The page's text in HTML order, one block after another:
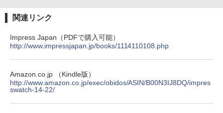
関連リンク
Impress Japan（PDFで購入可能）
http://www.impressjapan.jp/books/1114110108.php
Amazon.co.jp （Kindle版）
http://www.amazon.co.jp/exec/obidos/ASIN/B00N3IJ8DQ/impres
swatch-14-22/